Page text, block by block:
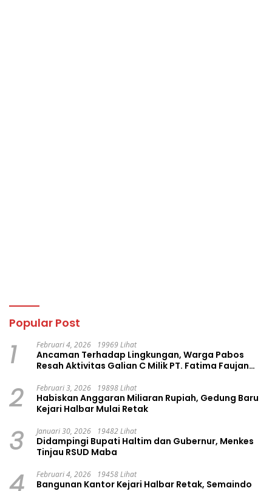
Popular Post
1 Februari 4, 2026 19969 Lihat
Ancaman Terhadap Lingkungan, Warga Pabos
Resah Aktivitas Galian C Milik PT. Fatima Faujan
2 Februari 3, 2026 19898 Lihat
Habiskan Anggaran Miliaran Rupiah, Gedung Baru
Kejari Halbar Mulai Retak
3 Januari 30, 2026 19482 Lihat
Didampingi Bupati Haltim dan Gubernur, Menkes
Tinjau RSUD Maba
Februari 4, 2026 19458 Lihat
Bangunan Kantor Kejari Halbar Retak, Semaindo